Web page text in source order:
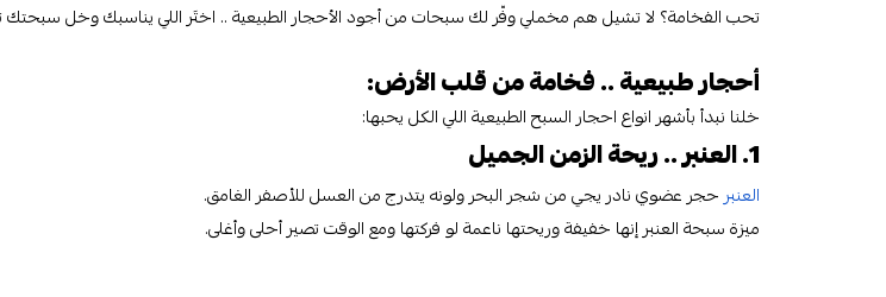
تحب الفخامة؟ لا تشيل هم مخملي وفّر لك سبحات من أجود الأحجار الطبيعية .. اختَر اللي يناسبك وخل سبحتك
أحجار طبيعية .. فخامة من قلب الأرض:
خلنا نبدأ بأشهر انواع احجار السبح الطبيعية اللي الكل يحبها:
1. العنبر .. ريحة الزمن الجميل
العنبر حجر عضوي نادر يجي من شجر البحر ولونه يتدرج من العسل للأصفر الغامق.
ميزة سبحة العنبر إنها خفيفة وريحتها ناعمة لو فركتها ومع الوقت تصير أحلى وأغلى.